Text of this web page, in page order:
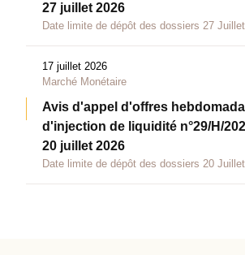
27 juillet 2026
Date limite de dépôt des dossiers 27
17 juillet 2026
Marché Monétaire
Avis d'appel d'offres
d'injection de liquidité n°29/H/
20 juillet 2026
Date limite de dépôt des dossiers 20